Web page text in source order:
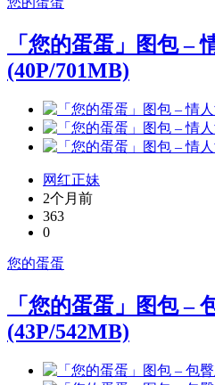
「您的蛋蛋」图包 –
(40P/701MB)
网红正妹
2个月前
363
0
您的蛋蛋
「您的蛋蛋」图包 –
(43P/542MB)